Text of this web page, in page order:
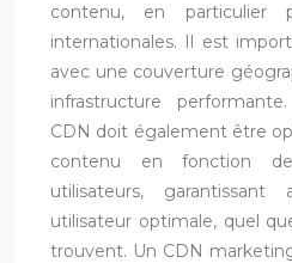
contenu, en particulier
internationales. Il est
avec une couverture
infrastructure
CDN doit également être
contenu en fonction
utilisateurs, garantissant
utilisateur optimale, quel
trouvent. Un CDN